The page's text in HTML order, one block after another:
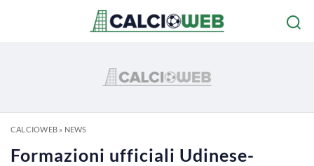
CALCIOWEB» NEWS
Formazioni ufficiali Udinese-